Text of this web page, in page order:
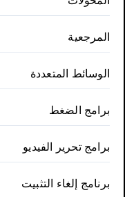
المرجعية
الوسائط المتعددة
برامج الضغط
برامج تحرير الفيديو
برنامج إلغاء التثبيت